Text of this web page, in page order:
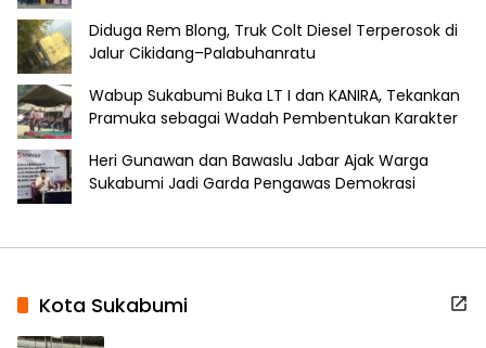
Diduga Rem Blong, Truk Colt Diesel Terperosok di
Jalur Cikidang–Palabuhanratu
Wabup Sukabumi Buka LT I dan KANIRA, Tekankan
Pramuka sebagai Wadah Pembentukan Karakter
Heri Gunawan dan Bawaslu Jabar Ajak Warga
Sukabumi Jadi Garda Pengawas Demokrasi
Kota Sukabumi